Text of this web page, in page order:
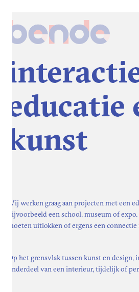
educatie
kunst
Wij werken graag aan projecten met een
bijvoorbeeld een school, museum of
moeten uitlokken of ergens een connectie
Op het grensvlak tussen kunst en
onderdeel van een interieur, tijdelijk of
bureau voor
ontwerp en realisatie
pages
cookie beleid
algemene
particulier